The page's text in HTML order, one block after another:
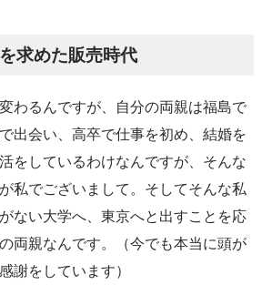
求めた販売時代
わるんですが、自分の両親は福島で
出会い、高卒で仕事を初め、結婚を
をしているわけなんですが、そんな
私でございまして。そしてそんな私
ない大学へ、東京へと出すことを応
両親なんです。（今でも本当に頭が
謝をしています）